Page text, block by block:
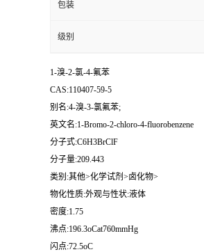
包装
级别
1-溴-2-氯-4-氟苯
CAS:110407-59-5
别名:4-溴-3-氯氟苯;
英文名:1-Bromo-2-chloro-4-fluorobenzene
分子式:C6H3BrClF
分子量:209.443
类别:其他>化学试剂>卤化物>
物化性质:外观与性状:液体
密度:1.75
沸点:196.3oCat760mmHg
闪点:72.5oC